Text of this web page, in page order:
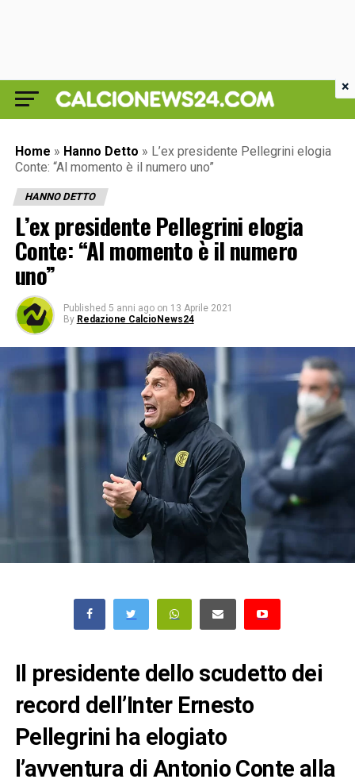
Home » Hanno Detto » L’ex presidente Pellegrini elogia
Conte: “Al momento è il numero uno”
HANNO DETTO
L’ex presidente Pellegrini elogia
Conte: “Al momento è il numero
uno”
Published 5 anni ago on 13 Aprile 2021
By Redazione CalcioNews24
Il presidente dello scudetto dei
record dell’Inter Ernesto
Pellegrini ha elogiato
l’avventura di Antonio Conte alla
×